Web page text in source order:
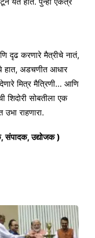
दृढ करणारे मैत्रीचे नातं,
हात, अडचणीत आधार
मित्र मैत्रिणी… आणि
शिदोरी सोबतीला एक
राहणारा.
संपादक, उद्योजक )